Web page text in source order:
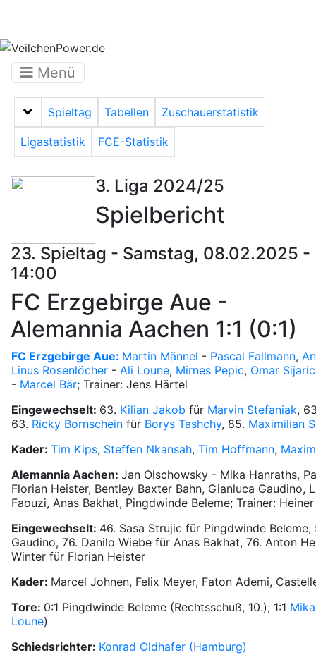
Menü
Menü auf-/zuklappen
Spieltag Tabellen Zuschauerstatistik
Ligastatistik FCE-Statistik
3. Liga 2024/25
Spielbericht
23. Spieltag - Samstag, 08.02.2025 -
14:00
FC Erzgebirge Aue -
Alemannia Aachen 1:1 (0:1)
FC Erzgebirge Aue: Martin Männel - Pascal Fallmann,
Linus Rosenlöcher - Ali Loune, Mirnes Pepic, Omar Sijaric
- Marcel Bär; Trainer: Jens Härtel
Eingewechselt: 63. Kilian Jakob für Marvin Stefaniak,
63. Ricky Bornschein für Borys Tashchy, 85. Maximilian
Kader: Tim Kips, Steffen Nkansah, Tim Hoffmann,
Alemannia Aachen: Jan Olschowsky - Mika Hanraths,
Florian Heister, Bentley Baxter Bahn, Gianluca Gaudino,
Faouzi, Anas Bakhat, Pingdwinde Beleme; Trainer:
Eingewechselt: 46. Sasa Strujic für Pingdwinde
Gaudino, 76. Danilo Wiebe für Anas Bakhat, 76. Anton
Winter für Florian Heister
Kader: Marcel Johnen, Felix Meyer, Faton Ademi,
Tore: 0:1 Pingdwinde Beleme (Rechtsschuß, 10.); 1:1
Loune)
Schiedsrichter: Konrad Oldhafer (Hamburg)